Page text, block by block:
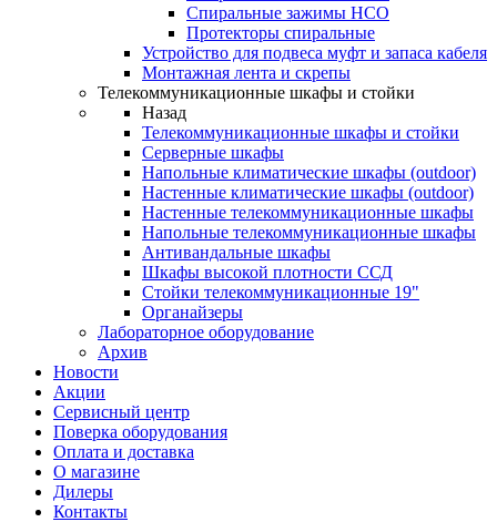
Спиральные зажимы НСО
Протекторы спиральные
Устройство для подвеса муфт и запаса кабеля
Монтажная лента и скрепы
Телекоммуникационные шкафы и стойки
Назад
Телекоммуникационные шкафы и стойки
Серверные шкафы
Напольные климатические шкафы (outdoor)
Настенные климатические шкафы (outdoor)
Настенные телекоммуникационные шкафы
Напольные телекоммуникационные шкафы
Антивандальные шкафы
Шкафы высокой плотности ССД
Стойки телекоммуникационные 19"
Органайзеры
Лабораторное оборудование
Архив
Новости
Акции
Сервисный центр
Поверка оборудования
Оплата и доставка
О магазине
Дилеры
Контакты